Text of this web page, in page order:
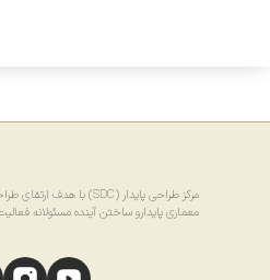
مرکز طراحی پایدار (SDC) با هدف ارتقای طراحی
معماری پایدارو ساختن آینده مسئولانه